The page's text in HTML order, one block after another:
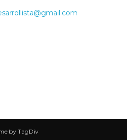
by TagDiv